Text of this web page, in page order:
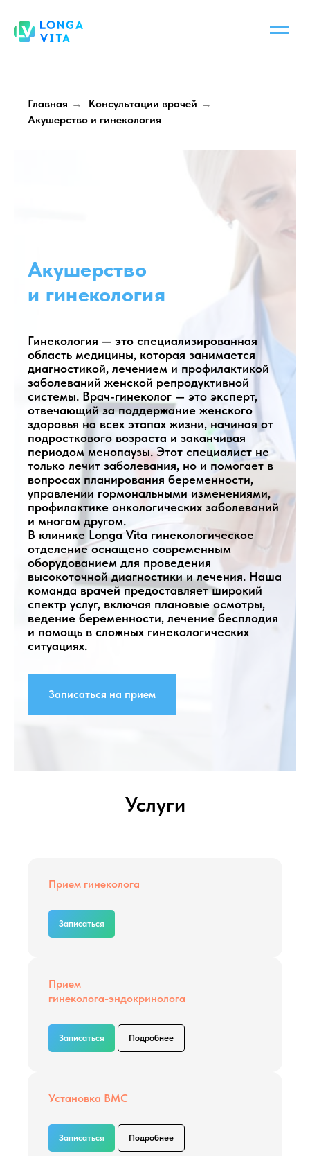
Главная → Консультации врачей →
Акушерство и гинекология
Акушерство
и гинекология
Гинекология — это специализированная
область медицины, которая занимается
диагностикой, лечением и профилактикой
заболеваний женской репродуктивной
системы. Врач-гинеколог — это эксперт,
отвечающий за поддержание женского
здоровья на всех этапах жизни, начиная от
подросткового возраста и заканчивая
периодом менопаузы. Этот специалист не
только лечит заболевания, но и помогает в
вопросах планирования беременности,
управлении гормональными изменениями,
профилактике онкологических заболеваний
и многом другом.
В клинике Longa Vita гинекологическое
отделение оснащено современным
оборудованием для проведения
высокоточной диагностики и лечения. Наша
команда врачей предоставляет широкий
спектр услуг, включая плановые осмотры,
ведение беременности, лечение бесплодия
и помощь в сложных гинекологических
ситуациях.
Записаться на прием
Услуги
Прием гинеколога
Записаться
Прием
гинеколога-эндокринолога
Записаться Подробнее
Установка ВМС
Записаться Подробнее